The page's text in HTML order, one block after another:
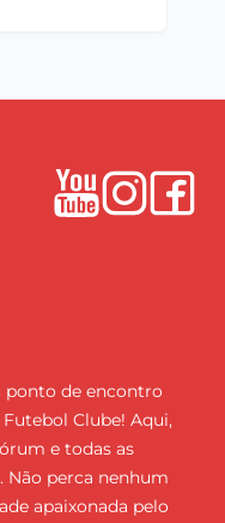
ponto de encontro
Clube! Aqui,
e todas as
Não perca nenhum
apaixonada pelo